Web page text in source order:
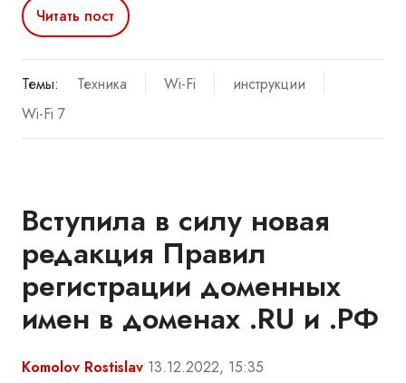
Читать пост
Темы: Техника Wi-Fi
инструкции
Wi-Fi 7
Вступила в силу новая
редакция Правил
регистрации доменных
имен в доменах .RU и .РФ
Komolov Rostislav 13.12.2022, 15:35